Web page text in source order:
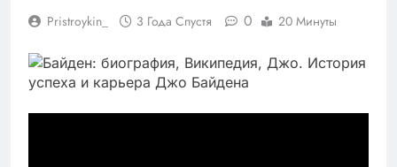
Pristroykin_ 3 Года Спустя 0 20 Минуты